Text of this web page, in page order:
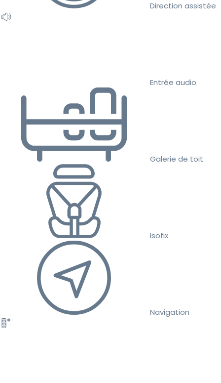
Direction assistée
Entrée audio
Galerie de toit
Isofix
Navigation